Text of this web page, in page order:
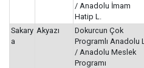
/ Anadolu İmam
Hatip L.
Sakary
a
Akyazı
Dokurcun Çok
Programlı Anadolu L.
/ Anadolu Meslek
Programı